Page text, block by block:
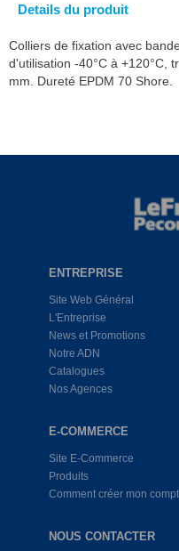
Details du produit
Colliers de fixation avec
d'utilisation -40°C à +120°C,
mm. Dureté EPDM 70 Shore.
ENTREPRISE
Site Web Général
L'Entreprise
News et Promotions
Notre ADN
Catalogues
Nos Agences
E-COMMERCE
Site E-Commerce
Produits
Comment créer mon
NOUS CONTACTER